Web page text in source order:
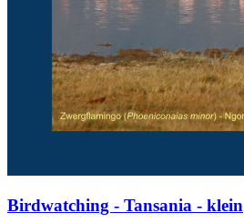
Birdwatching - Tansania - klein